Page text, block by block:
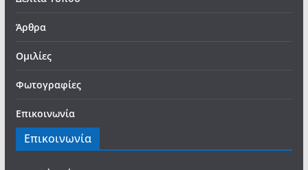
Άρθρα
Ομιλίες
Φωτογραφίες
Επικοινωνία
Επικοινωνία